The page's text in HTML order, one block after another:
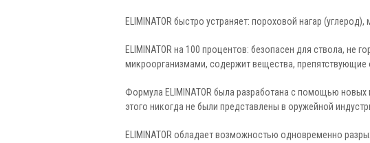
ELIMINATOR быстро устраняет: пороховой нагар
ELIMINATOR на 100 процентов: безопасен для ствола, не
микроорганизмами, содержит вещества,
Формула ELIMINATOR была разработана с помощью
этого никогда не были представлены в оружейной
ELIMINATOR обладает возможностью одновременно